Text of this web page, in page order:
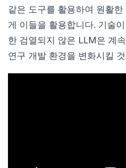
같은 도구를 활용하여 원활
게 이들을 활용합니다. 기술
한 검열되지 않은 LLM은 계
연구 개발 환경을 변화시킬